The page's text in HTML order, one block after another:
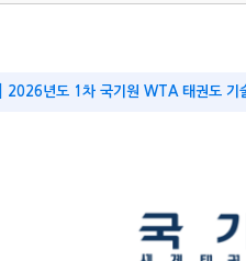
2026년도 1차 국기원 WTA 태권도 기